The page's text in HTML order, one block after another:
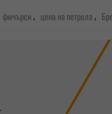
фючърси, цена на петрола,